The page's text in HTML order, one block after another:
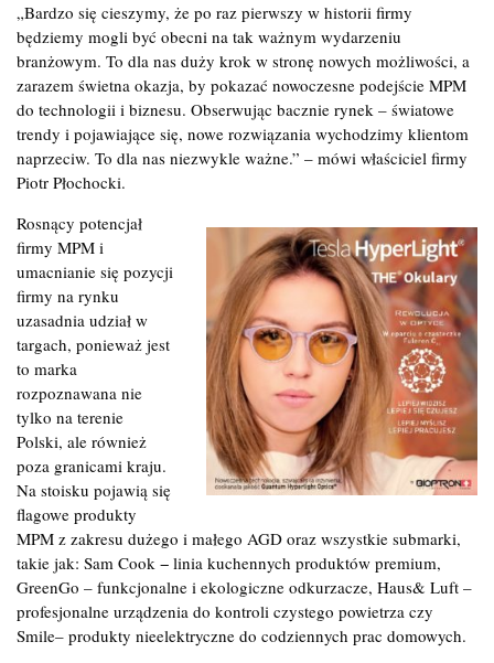
„Bardzo się cieszymy, że po raz pierwszy w historii firmy
będziemy mogli być obecni na tak ważnym wydarzeniu
branżowym. To dla nas duży krok w stronę nowych możliwości, a
zarazem świetna okazja, by pokazać nowoczesne podejście MPM
do technologii i biznesu. Obserwując bacznie rynek – światowe
trendy i pojawiające się, nowe rozwiązania wychodzimy klientom
naprzeciw. To dla nas niezwykle ważne.” – mówi właściciel firmy
Piotr Płochocki.
Rosnący potencjał
firmy MPM i
umacnianie się pozycji
firmy na rynku
uzasadnia udział w
targach, ponieważ jest
to marka
rozpoznawana nie
tylko na terenie
Polski, ale również
poza granicami kraju.
Na stoisku pojawią się
flagowe produkty
MPM z zakresu dużego i małego AGD oraz wszystkie submarki,
takie jak: Sam Cook − linia kuchennych produktów premium,
GreenGo – funkcjonalne i ekologiczne odkurzacze, Haus& Luft –
profesjonalne urządzenia do kontroli czystego powietrza czy
Smile– produkty nieelektryczne do codziennych prac domowych.